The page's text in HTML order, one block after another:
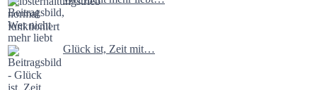
Glück ist, Zeit mit…